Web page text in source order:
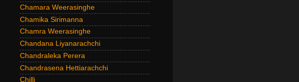
Chamara Weerasinghe
Chamika Sirimanna
Chamra Weerasinghe
Chandana Liyanarachchi
Chandraleka Perera
Chandrasena Hettiarachchi
Chilli